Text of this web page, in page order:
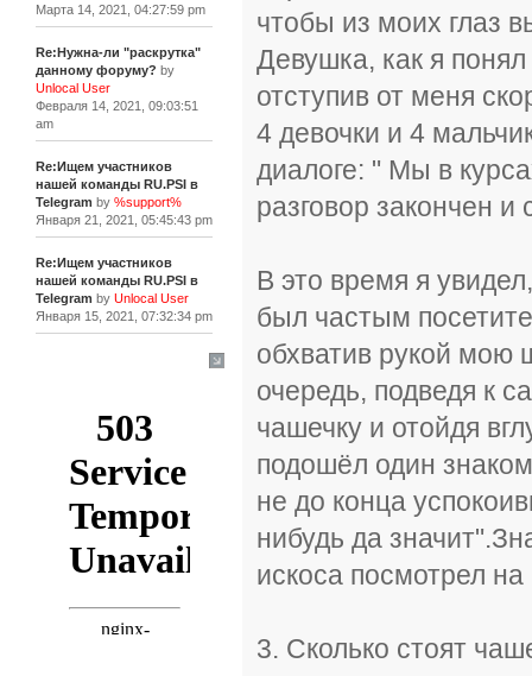
Марта 14, 2021, 04:27:59 pm
Re:Нужна-ли "раскрутка"
данному форуму? by
Unlocal User
Февраля 14, 2021, 09:03:51
am
Re:Ищем участников
нашей команды RU.PSI в
Telegram by %support%
Января 21, 2021, 05:45:43 pm
Re:Ищем участников
нашей команды RU.PSI в
Telegram by Unlocal User
Января 15, 2021, 07:32:34 pm
чтобы из моих глаз
Девушка, как я
отступив от меня
4 девочки и 4
диалоге: " Мы в
разговор закончен
В это время я
был частым
обхватив рукой мою
очередь, подведя к
чашечку и отойдя
подошёл один
не до конца
нибудь да
искоса посмотрел
3. Сколько стоят